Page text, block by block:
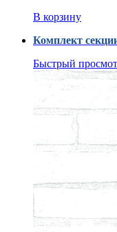
В корзину
Комплект
Быстрый